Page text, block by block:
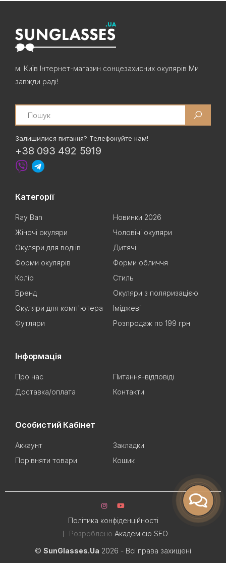
м. Київ Інтернет-магазин сонцезахисних окулярів Ми
завжди раді!
Search
Залишилися питання? Телефонуйте нам!
+38 093 492 5919
Категорії
Ray Ban
Новинки 2026
Жіночі окуляри
Чоловічі окуляри
Окуляри для водіїв
Дитячі
Форми окулярів
Форми обличчя
Колір
Стиль
Бренд
Окуляри з поляризацією
Окуляри для комп'ютера
Іміджеві
Футляри
Розпродаж по 199 грн
Інформація
Про нас
Питання-відповіді
Доставка/оплата
Контакти
Особистий Кабінет
Аккаунт
Закладки
Порівняти товари
Кошик
© SunGlasses.Ua 2026 - Всі права захищені
Політика конфіденційності
Розроблено Академією SEO